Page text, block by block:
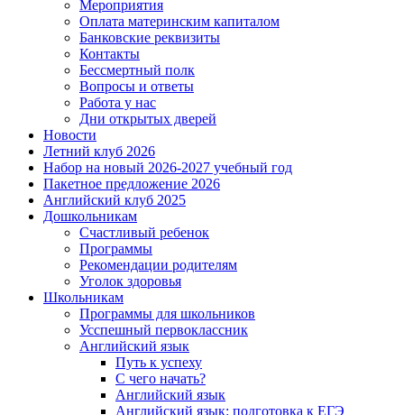
Мероприятия
Оплата материнским капиталом
Банковские реквизиты
Контакты
Бессмертный полк
Вопросы и ответы
Работа у нас
Дни открытых дверей
Новости
Летний клуб 2026
Набор на новый 2026-2027 учебный год
Пакетное предложение 2026
Английский клуб 2025
Дошкольникам
Счастливый ребенок
Программы
Рекомендации родителям
Уголок здоровья
Школьникам
Программы для школьников
Усспешный первоклассник
Английский язык
Путь к успеху
С чего начать?
Английский язык
Английский язык: подготовка к ЕГЭ